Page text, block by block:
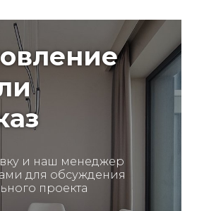
и наш менеджер
для обсуждения
проекта